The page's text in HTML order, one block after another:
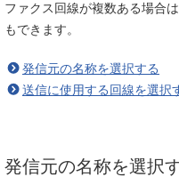
ファクス回線が複数ある場合
もできます。
発信元の名称を選択する
送信に使用する回線を選択
発信元の名称を選択